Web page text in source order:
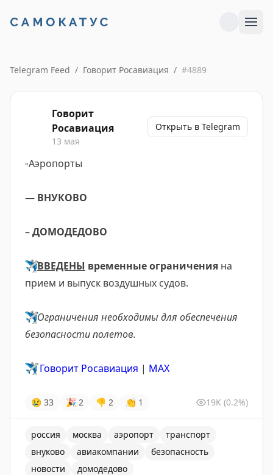
Telegram Feed / Говорит Росавиация / #4889
Говорит
Росавиация
13 мая
Открыть в Telegram
▫️Аэропорты
— ВНУКОВО
–ДОМОДЕДОВО
✈️ВВЕДЕНЫ временные ограничения на
прием и выпуск воздушных судов.
✈️Ограничения необходимы для обеспечения
безопасности полетов.
✈️ Говорит Росавиация | MАХ
😢 33 🎉 2 👎 2 👏 1 19K (0.2%)
россия москва аэропорт
транспорт
внуково
авиакомпании
безопасность
новости
домодедово